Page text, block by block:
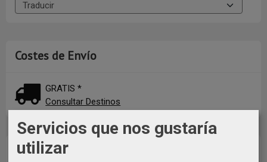
Costes de Envío
GRATIS *
Consultar Destinos
Tu Carrito (0)
Servicios que nos gustaría
utilizar